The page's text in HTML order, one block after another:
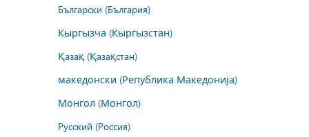
Български (България)
Кыргызча (Кыргызстан)
Қазақ (Қазақстан)
македонски (Република Македонија)
Монгол (Монгол)
Русский (Россия)